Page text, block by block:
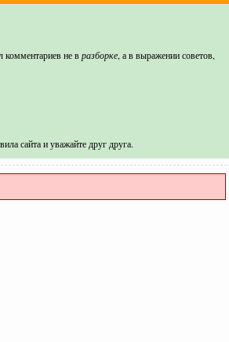
комментариев не вразборке, а в выражении советов,
сайта и уважайте друг друга.